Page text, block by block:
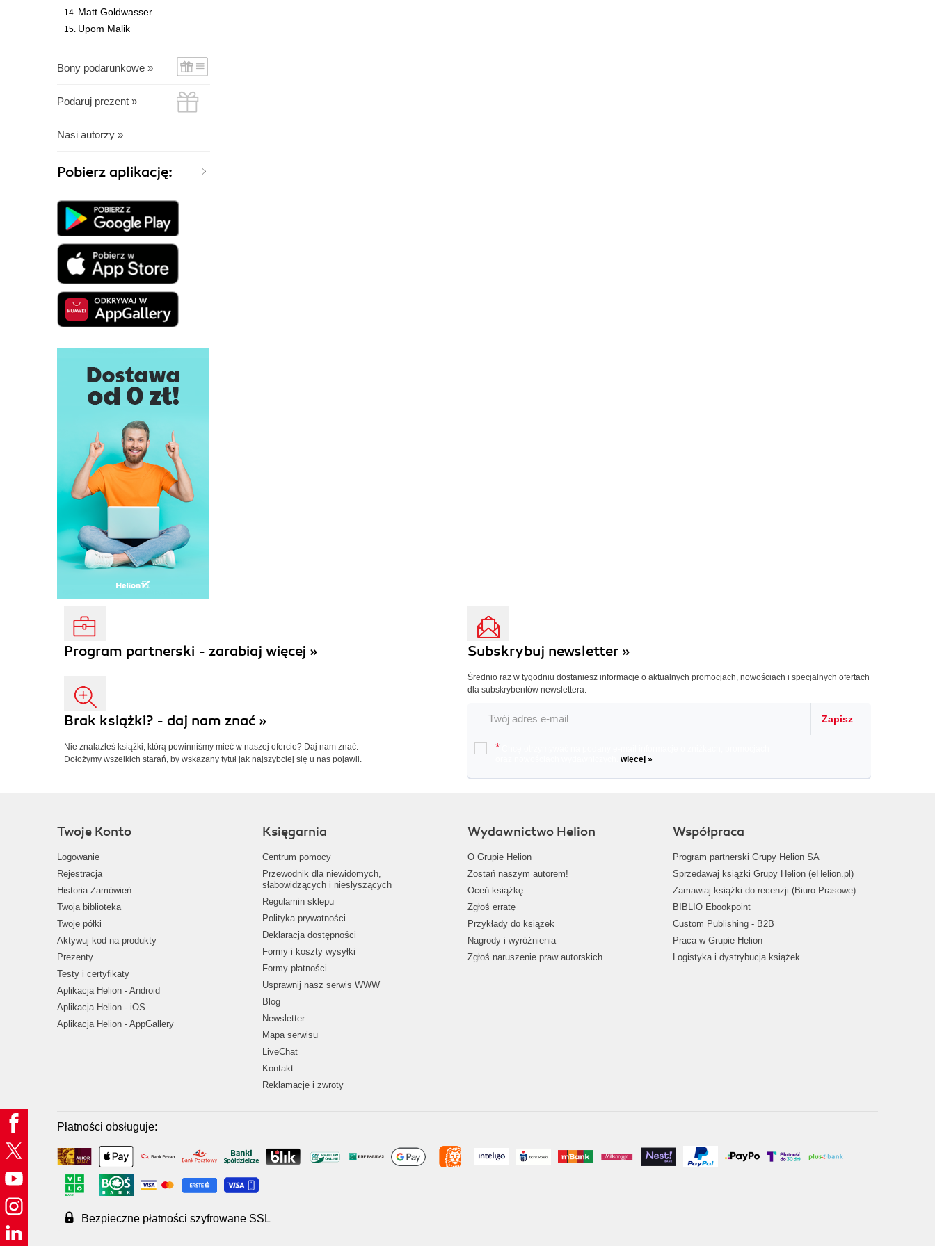
Matt Goldwasser
Upom Malik
Bony podarunkowe »
Podaruj prezent »
Nasi autorzy »
Pobierz aplikację:
Program partnerski - zarabiaj więcej »
Brak książki? - daj nam znać »
Nie znalazłeś książki, którą powinniśmy mieć w naszej ofercie? Daj nam znać.
Dołożymy wszelkich starań, by wskazany tytuł jak najszybciej się u nas pojawił.
Subskrybuj newsletter »
Średnio raz w tygodniu dostaniesz informacje o aktualnych promocjach, nowościach i specjalnych ofertach
dla subskrybentów newslettera.
Zapisz
*
więcej »
Twoje Konto
Logowanie
Rejestracja
Historia Zamówień
Twoja biblioteka
Twoje półki
Aktywuj kod na produkty
Prezenty
Testy i certyfikaty
Aplikacja Helion - Android
Aplikacja Helion - iOS
Aplikacja Helion - AppGallery
Księgarnia
Centrum pomocy
Przewodnik dla niewidomych,
słabowidzących i niesłyszących
Regulamin sklepu
Polityka prywatności
Deklaracja dostępności
Formy i koszty wysyłki
Formy płatności
Usprawnij nasz serwis WWW
Blog
Newsletter
Mapa serwisu
LiveChat
Kontakt
Reklamacje i zwroty
Wydawnictwo Helion
O Grupie Helion
Zostań naszym autorem!
Oceń książkę
Zgłoś erratę
Przykłady do książek
Nagrody i wyróżnienia
Zgłoś naruszenie praw autorskich
Współpraca
Program partnerski Grupy Helion SA
Sprzedawaj książki Grupy Helion (eHelion.pl)
Zamawiaj książki do recenzji (Biuro Prasowe)
BIBLIO Ebookpoint
Custom Publishing - B2B
Praca w Grupie Helion
Logistyka i dystrybucja książek
Płatności obsługuje:
Bezpieczne płatności szyfrowane SSL